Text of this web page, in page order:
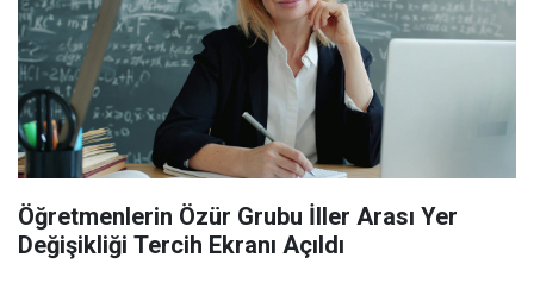
Öğretmenlerin Özür Grubu İller Arası Yer
Değişikliği Tercih Ekranı Açıldı